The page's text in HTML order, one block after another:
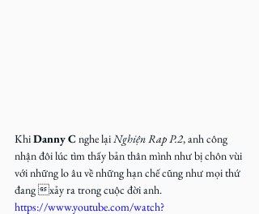
Khi Danny C nghe lại Nghiện Rap P.2, anh công
nhận đôi lúc tìm thấy bản thân mình như bị chôn vùi
với những lo âu về những hạn chế cũng như mọi thứ
đang xảy ra trong cuộc đời anh.
https://www.youtube.com/watch?